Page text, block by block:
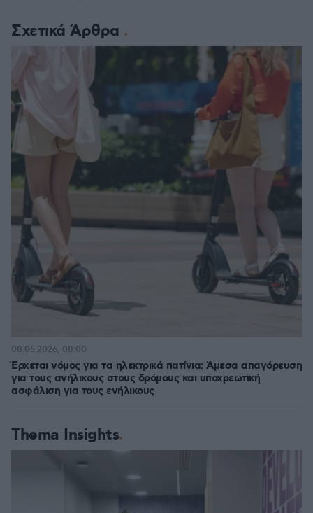
Σχετικά Άρθρα
Έρχεται νόμος για τα ηλεκτρικά πατίνια: Άμεσα απαγόρευση
για τους ανήλικους στους δρόμους και υποχρεωτική
ασφάλιση για τους ενήλικους
08.05.2026, 08:00
Thema Insights